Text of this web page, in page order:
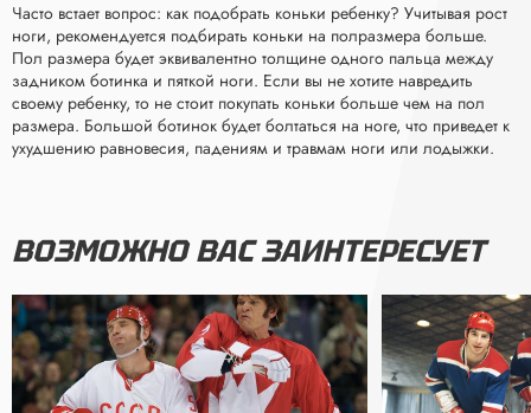
Часто встает вопрос: как подобрать коньки ребенку? Учитывая рост
ноги, рекомендуется подбирать коньки на полразмера больше.
Пол размера будет эквивалентно толщине одного пальца между
задником ботинка и пяткой ноги. Если вы не хотите навредить
своему ребенку, то не стоит покупать коньки больше чем на пол
размера. Большой ботинок будет болтаться на ноге, что приведет к
ухудшению равновесия, падениям и травмам ноги или лодыжки.
ВОЗМОЖНО ВАС ЗАИНТЕРЕСУЕТ